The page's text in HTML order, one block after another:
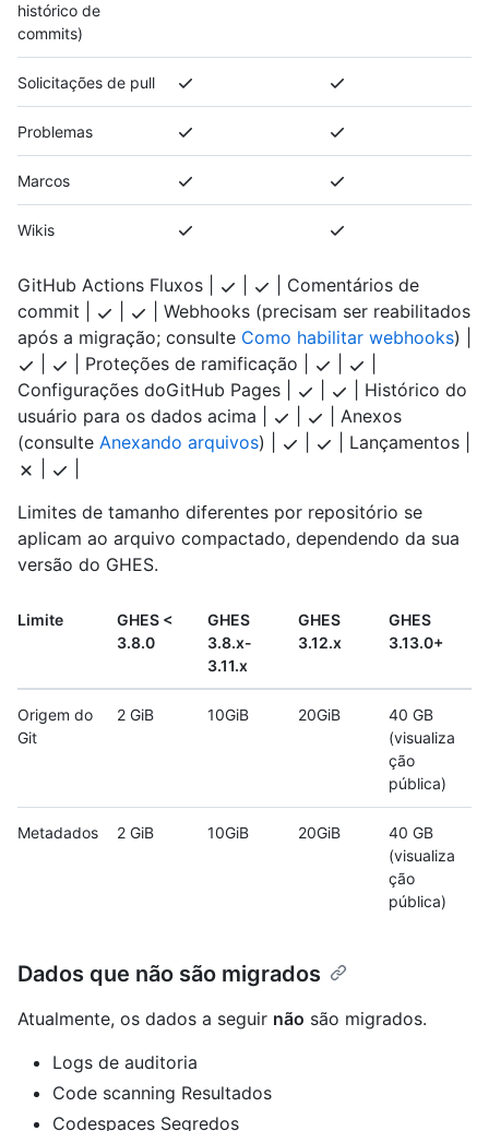
histórico de
commits)
Solicitações de pull
Problemas
Marcos
Wikis
GitHub Actions Fluxos |
| Comentários de
commit |
| Webhooks (precisam ser reabilitados
após a migração; consulte Como habilitar webhooks) |
| Proteções de ramificação |
Configurações doGitHub Pages |
| Histórico do
usuário para os dados acima |
| Anexos
(consulte Anexando arquivos) |
| Lançamentos |
Limites de tamanho diferentes por repositório se
aplicam ao arquivo compactado, dependendo da sua
versão do GHES.
Limite
GHES <
3.8.0
GHES
3.8.x-
3.11.x
GHES
3.12.x
GHES
3.13.0+
Origem do
Git
2 GiB 10GiB 20GiB
40 GB
(visualiza
ção
pública)
Metadados 2 GiB 10GiB 20GiB
40 GB
(visualiza
ção
pública)
Dados que não são migrados
Atualmente, os dados a seguir não são migrados.
Logs de auditoria
Code scanning Resultados
Codespaces Segredos